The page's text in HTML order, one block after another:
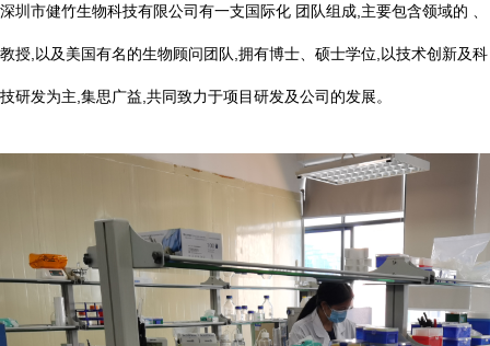
深圳市健竹生物科技有限公司有一支国际化 团队组成,主要包含领域的 、
教授,以及美国有名的生物顾问团队,拥有博士、硕士学位,以技术创新及科
技研发为主,集思广益,共同致力于项目研发及公司的发展。